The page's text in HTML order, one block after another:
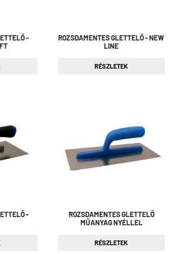
-
ROZSDAMENTES GLETTELŐ - NEW
LINE
RÉSZLETEK
-
ROZSDAMENTES GLETTELŐ
MŰANYAG NYÉLLEL
RÉSZLETEK